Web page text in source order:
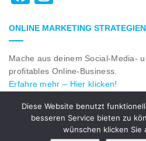
ONLINE MARKETING STRATEGIEN
Mache aus deinem Social-Media-
profitables Online-Business.
Erfahre mehr – Hier klicken!
© 2018 All Rights Reserved by rk-
Diese Website benutzt
besseren Service bieten zu
wünschen klicken Sie